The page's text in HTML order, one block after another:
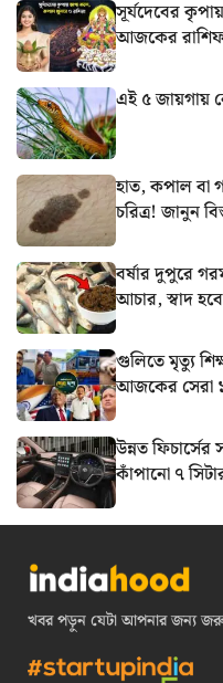
সূর্যদেবের
আজকের
এই ৫ জায়গায়
হাত, কপাল বা
চরিত্র! জানুন
বর্ষার দুপুরে
আচার, স্বাদ
গুলিতে মৃত্যু
আজকের সেরা
উন্নত
কাঁপানো ৭
খবর পড়ুন যেটা আপনার জন্য